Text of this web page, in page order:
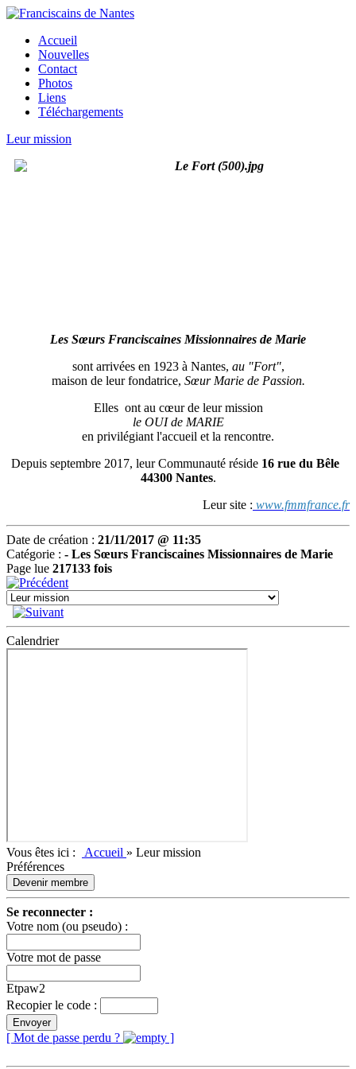
Accueil
Nouvelles
Contact
Photos
Liens
Téléchargements
Leur mission
Les Sœurs Franciscaines Missionnaires de Marie
sont arrivées en 1923 à Nantes, au "Fort",
maison de leur fondatrice, Sœur Marie de Passion.
Elles ont au cœur de leur mission
le OUI de MARIE
en privilégiant l'accueil et la rencontre.
Depuis septembre 2017, leur Communauté réside 16 rue du Bêle
44300 Nantes.
Leur site : www.fmmfrance.fr
Date de création : 21/11/2017 @ 11:35
Catégorie : - Les Sœurs Franciscaines Missionnaires de Marie
Page lue 217133 fois
Calendrier
Vous êtes ici : Accueil » Leur mission
Préférences
Devenir membre
Se reconnecter :
Votre nom (ou pseudo) :
Votre mot de passe
Etpaw2
Recopier le code :
Envoyer
[ Mot de passe perdu ? ]